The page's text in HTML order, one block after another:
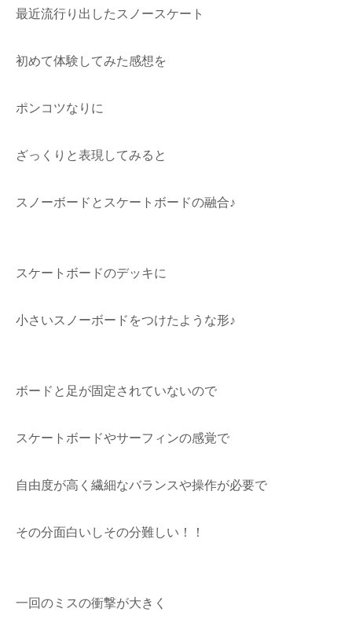
最近流行り出したスノースケート
初めて体験してみた感想を
ポンコツなりに
ざっくりと表現してみると
スノーボードとスケートボードの融合♪
スケートボードのデッキに
小さいスノーボードをつけたような形♪
ボードと足が固定されていないので
スケートボードやサーフィンの感覚で
自由度が高く繊細なバランスや操作が必要で
その分面白いしその分難しい！！
一回のミスの衝撃が大きく